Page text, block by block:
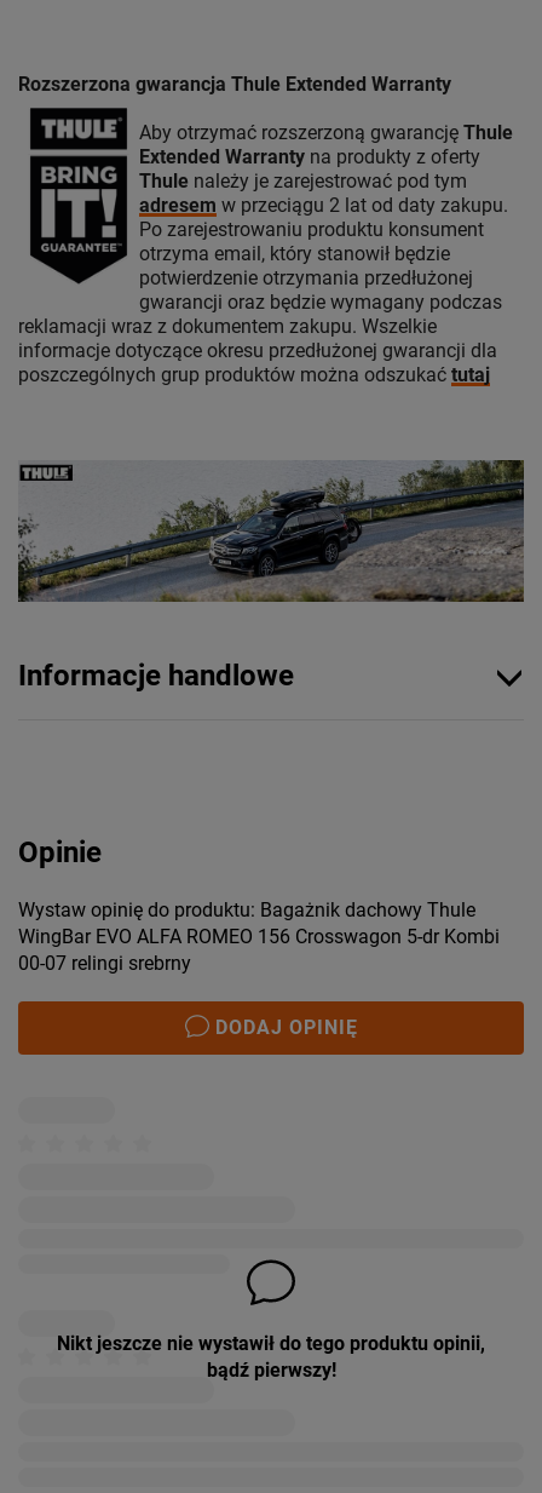
Rozszerzona gwarancja Thule Extended Warranty
Aby otrzymać rozszerzoną gwarancję Thule
Extended Warranty na produkty z oferty
Thule należy je zarejestrować pod tym
adresem w przeciągu 2 lat od daty zakupu.
Po zarejestrowaniu produktu konsument
otrzyma email, który stanowił będzie
potwierdzenie otrzymania przedłużonej
gwarancji oraz będzie wymagany podczas
reklamacji wraz z dokumentem zakupu. Wszelkie
informacje dotyczące okresu przedłużonej gwarancji dla
poszczególnych grup produktów można odszukać tutaj
Informacje handlowe
Opinie
Wystaw opinię do produktu: Bagażnik dachowy Thule
WingBar EVO ALFA ROMEO 156 Crosswagon 5-dr Kombi
00-07 relingi srebrny
DODAJ OPINIĘ
Nikt jeszcze nie wystawił do tego produktu opinii,
bądź pierwszy!